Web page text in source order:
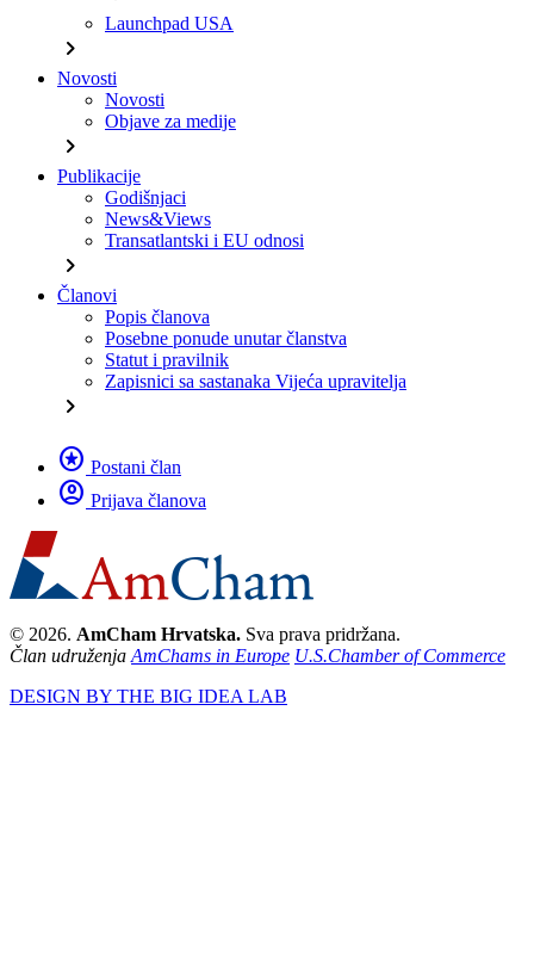
Launchpad USA
chevron_right
Novosti
Novosti
Objave za medije
chevron_right
Publikacije
Godišnjaci
News&Views
Transatlantski i EU odnosi
chevron_right
Članovi
Popis članova
Posebne ponude unutar članstva
Statut i pravilnik
Zapisnici sa sastanaka Vijeća upravitelja
chevron_right
stars Postani član
account_circle Prijava članova
© 2026. AmCham Hrvatska. Sva prava pridržana.
Član udruženja AmChams in Europe U.S.Chamber of Commerce
DESIGN BY THE BIG IDEA LAB